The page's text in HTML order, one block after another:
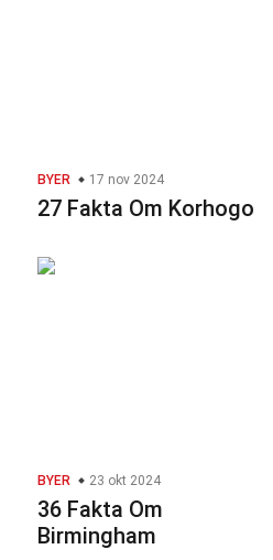
BYER 17 nov 2024
27 Fakta Om Korhogo
BYER 23 okt 2024
36 Fakta Om
Birmingham